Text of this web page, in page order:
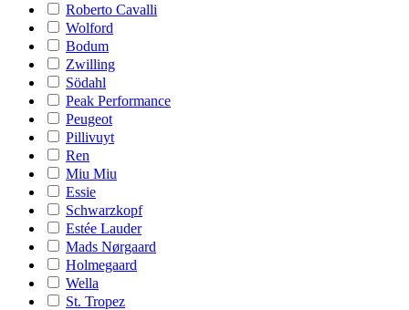
Roberto Cavalli
Wolford
Bodum
Zwilling
Södahl
Peak Performance
Peugeot
Pillivuyt
Ren
Miu Miu
Essie
Schwarzkopf
Estée Lauder
Mads Nørgaard
Holmegaard
Wella
St. Tropez